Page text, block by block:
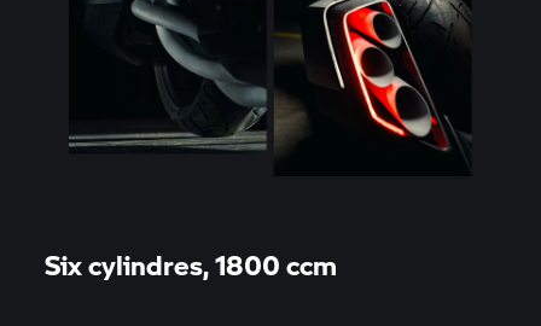
Six cylindres, 1800 ccm